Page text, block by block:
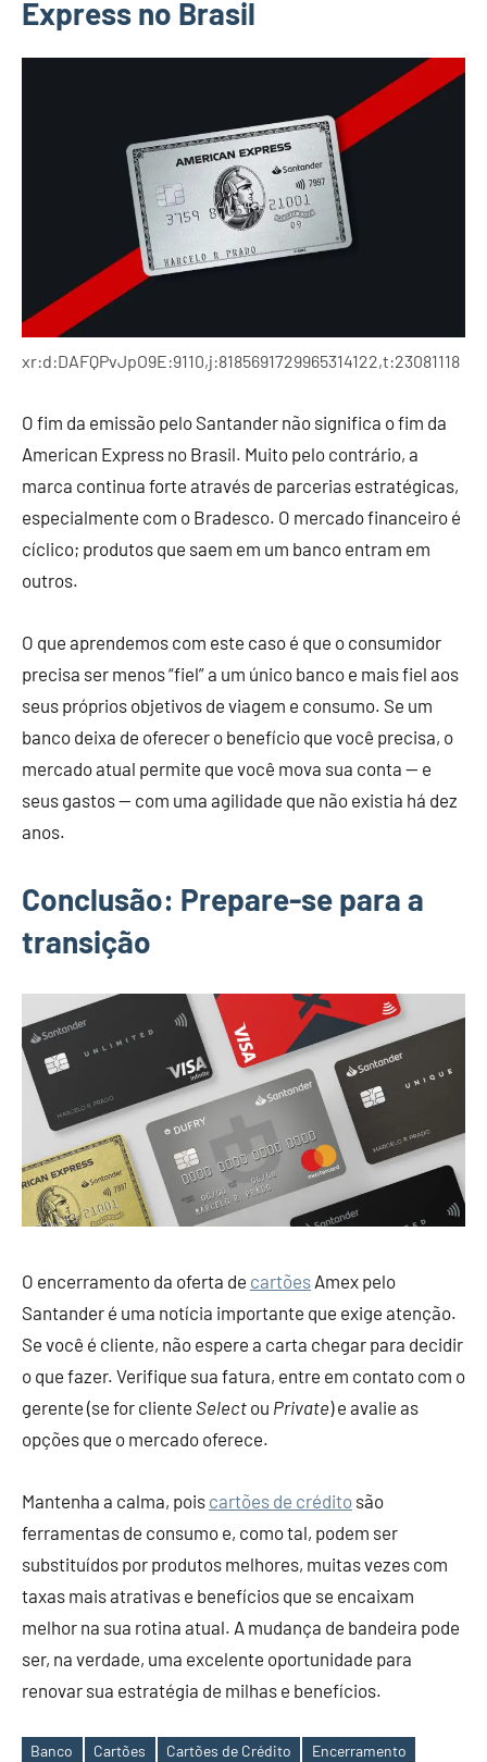
Express no Brasil
xr:d:DAFQPvJpO9E:9110,j:8185691729965314122,t:23081118
O fim da emissão pelo Santander não significa o fim da
American Express no Brasil. Muito pelo contrário, a
marca continua forte através de parcerias estratégicas,
especialmente com o Bradesco. O mercado financeiro é
cíclico; produtos que saem em um banco entram em
outros.
O que aprendemos com este caso é que o consumidor
precisa ser menos “fiel” a um único banco e mais fiel aos
seus próprios objetivos de viagem e consumo. Se um
banco deixa de oferecer o benefício que você precisa, o
mercado atual permite que você mova sua conta — e
seus gastos — com uma agilidade que não existia há dez
anos.
Conclusão: Prepare-se para a
transição
O encerramento da oferta de cartões Amex pelo
Santander é uma notícia importante que exige atenção.
Se você é cliente, não espere a carta chegar para decidir
o que fazer. Verifique sua fatura, entre em contato com o
gerente (se for cliente Select ou Private) e avalie as
opções que o mercado oferece.
Mantenha a calma, pois cartões de crédito são
ferramentas de consumo e, como tal, podem ser
substituídos por produtos melhores, muitas vezes com
taxas mais atrativas e benefícios que se encaixam
melhor na sua rotina atual. A mudança de bandeira pode
ser, na verdade, uma excelente oportunidade para
renovar sua estratégia de milhas e benefícios.
Banco Cartões Cartões de Crédito
Encerramento